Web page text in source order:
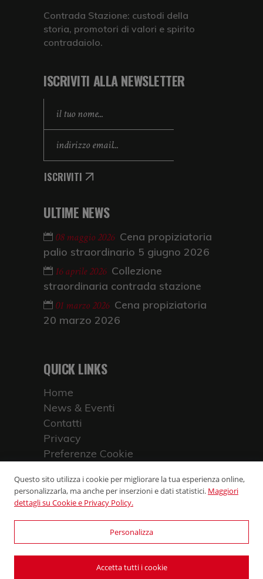
Contrada Stazione: custodi della
storia, promotori di valori e spirito
contradaiolo.
ISCRIVITI ALLA NEWSLETTER
ISCRIVITI
ULTIME NEWS
08 maggio 2026 Cena propiziatoria
palio straordinario 5 giugno 2026
16 aprile 2026 Collezione
straordinaria contrada stazione
01 marzo 2026 Cena propiziatoria
20 marzo 2026
QUICK LINKS
Home
News & Eventi
Contatti
Privacy
Preferenze Cookie
© 2025-2026Contrada Stazione-
Questo sito utilizza i cookie per migliorare la tua esperienza online,
personalizzarla, ma anche per inserzioni e dati statistici. Maggiori
dettagli su Cookie e Privacy Policy.
Personalizza
Accetta tutti i cookie